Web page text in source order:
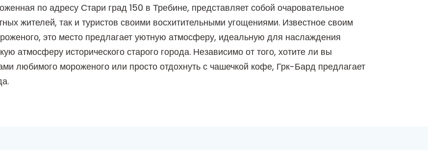
по адресу Стари град 150 в Требине, представляет собой очаровательное
жителей, так и туристов своими восхитительными угощениями. Известное своим
это место предлагает уютную атмосферу, идеальную для наслаждения
атмосферу исторического старого города. Независимо от того, хотите ли вы
любимого мороженого или просто отдохнуть с чашечкой кофе, Грк-Бард предлагает